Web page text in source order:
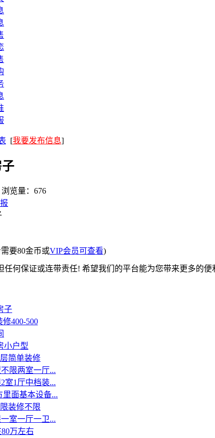
[我要发布信息]
览量：676
要80金币或VIP会员可查看)
何保证或连带责任! 希望我们的平台能为您带来更多的便
子
400-500
小户型
简单装修
限两室一厅...
室1厅中档装...
里面基本设备...
装修不限
室一厅一卫...
万左右